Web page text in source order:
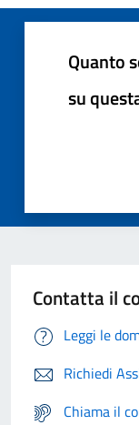
Quanto
su
Contatta il
Leggi le
Richiedi
Chiama il